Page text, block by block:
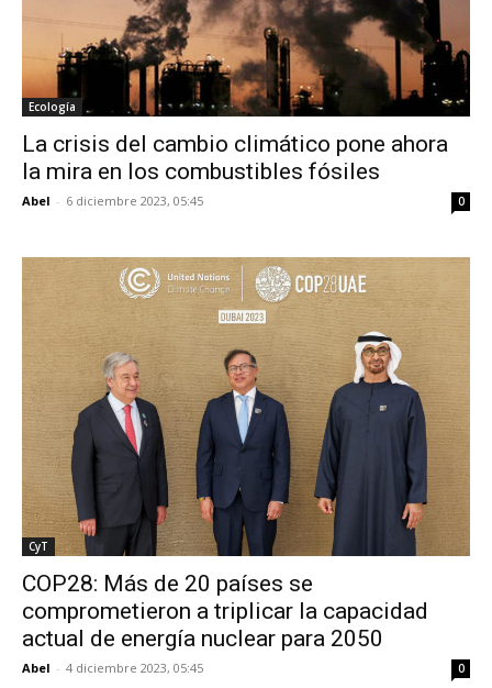
Ecología
La crisis del cambio climático pone ahora
la mira en los combustibles fósiles
Abel - 6 diciembre 2023, 05:45 0
CyT
COP28: Más de 20 países se
comprometieron a triplicar la capacidad
actual de energía nuclear para 2050
Abel - 4 diciembre 2023, 05:45 0